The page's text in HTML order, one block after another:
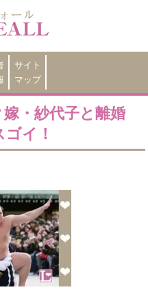
サイト
マップ
・紗代子と離婚
イ！